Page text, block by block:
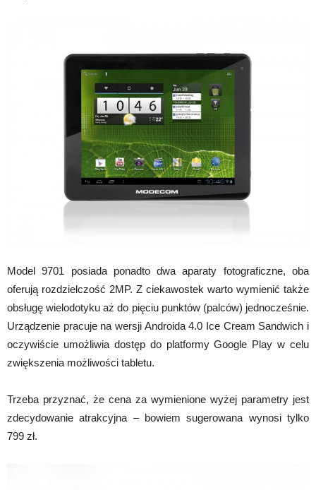
Model 9701 posiada ponadto dwa aparaty fotograficzne, oba
oferują rozdzielczość 2MP. Z ciekawostek warto wymienić także
obsługę wielodotyku aż do pięciu punktów (palców) jednocześnie.
Urządzenie pracuje na wersji Androida 4.0 Ice Cream Sandwich i
oczywiście umożliwia dostęp do platformy Google Play w celu
zwiększenia możliwości tabletu.
Trzeba przyznać, że cena za wymienione wyżej parametry jest
zdecydowanie atrakcyjna – bowiem sugerowana wynosi tylko
799 zł.